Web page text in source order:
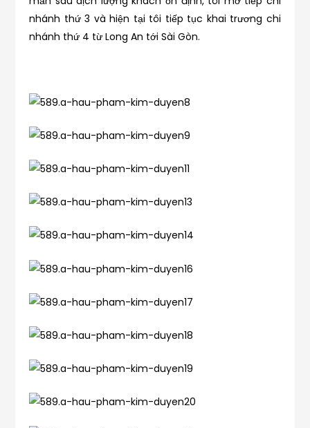
nhánh thứ 3 và hiện tại tôi tiếp tục khai trương chi
nhánh thứ 4 từ Long An tới Sài Gòn.